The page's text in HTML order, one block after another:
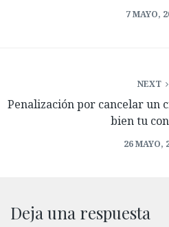
7 MAYO,
NEXT
Penalización por cancelar un
bien tu
26 MAYO,
Deja una respuesta